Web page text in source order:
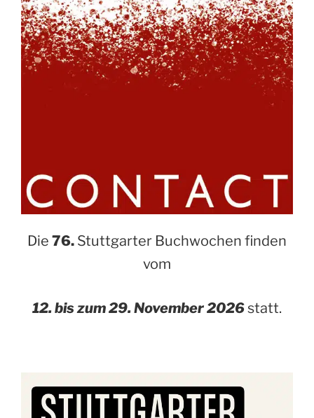
Die 76. Stuttgarter Buchwochen finden
vom
12. bis zum 29. November 2026statt.